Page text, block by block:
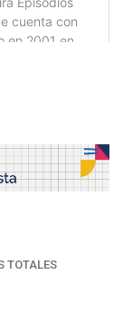
TOTALES